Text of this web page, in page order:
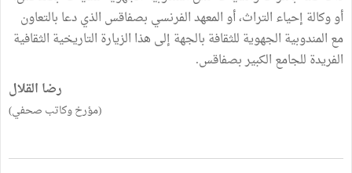
أو وكالة إحياء التراث، أو المعهد الفرنسي بصفاقس الذي دعا بالتعاون
مع المندوبية الجهوية للثقافة بالجهة إلى هذا الزيارة التاريخية الثقافية
الفريدة للجامع الكبير بصفاقس.
رضا القلال
(مؤرخ وكاتب صحفي)